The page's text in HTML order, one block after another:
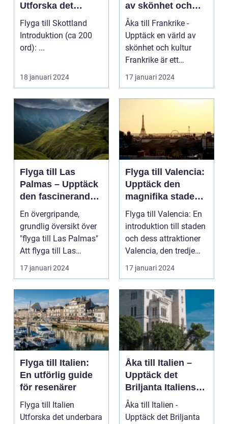
Utforska det
majestätiska
landet
Flyga till Skottland
Introduktion (ca 200
ord): ...
18 januari 2024
av skönhet och
kultur
Åka till Frankrike -
Upptäck en värld av
skönhet och kultur
Frankrike är ett
fantastiskt land som
17 januari 2024
Flyga till Las
Palmas – Upptäck
den fascinerande
ögruppen
En övergripande,
grundlig översikt över
"flyga till Las Palmas"
Att flyga till Las
Palmas, beläget ...
17 januari 2024
Flyga till Valencia:
Upptäck den
magnifika staden
med sin rika
historia och kultur
Flyga till Valencia: En
introduktion till staden
och dess attraktioner
Valencia, den tredje
största...
17 januari 2024
Flyga till Italien:
En utförlig guide
för resenärer
Flyga till Italien
Utforska det underbara
Åka till Italien –
Upptäck det
Briljanta Italienska
Paradiset
Åka till Italien -
Upptäck det Briljanta